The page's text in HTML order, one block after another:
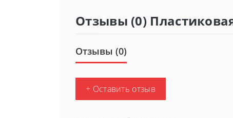
Отзывы (0)
Отзывы (0)
+ Оставить отзыв